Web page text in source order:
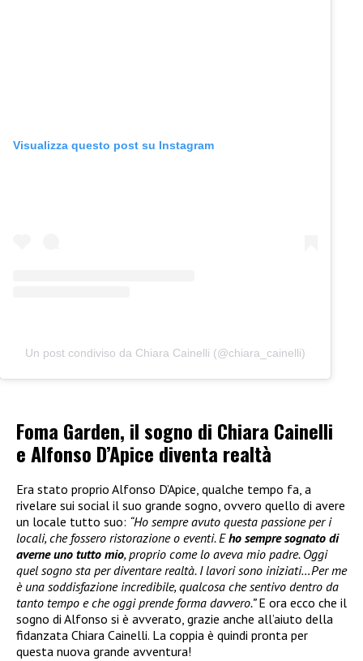
Visualizza questo post su Instagram
Un post condiviso da Chiara Cainelli (@chiara_cainelli)
Foma Garden, il sogno di Chiara Cainelli
e Alfonso D’Apice diventa realtà
Era stato proprio Alfonso D’Apice, qualche tempo fa, a
rivelare sui social il suo grande sogno, ovvero quello di avere
un locale tutto suo: “Ho sempre avuto questa passione per i
locali, che fossero ristorazione o eventi. Eho sempre sognato di
averne uno tutto mio, proprio come lo aveva mio padre. Oggi
quel sogno sta per diventare realtà. I lavori sono iniziati…Per me
è una soddisfazione incredibile, qualcosa che sentivo dentro da
tanto tempo e che oggi prende forma davvero.”E ora ecco che il
sogno di Alfonso si è avverato, grazie anche all’aiuto della
fidanzata Chiara Cainelli. La coppia è quindi pronta per
questa nuova grande avventura!